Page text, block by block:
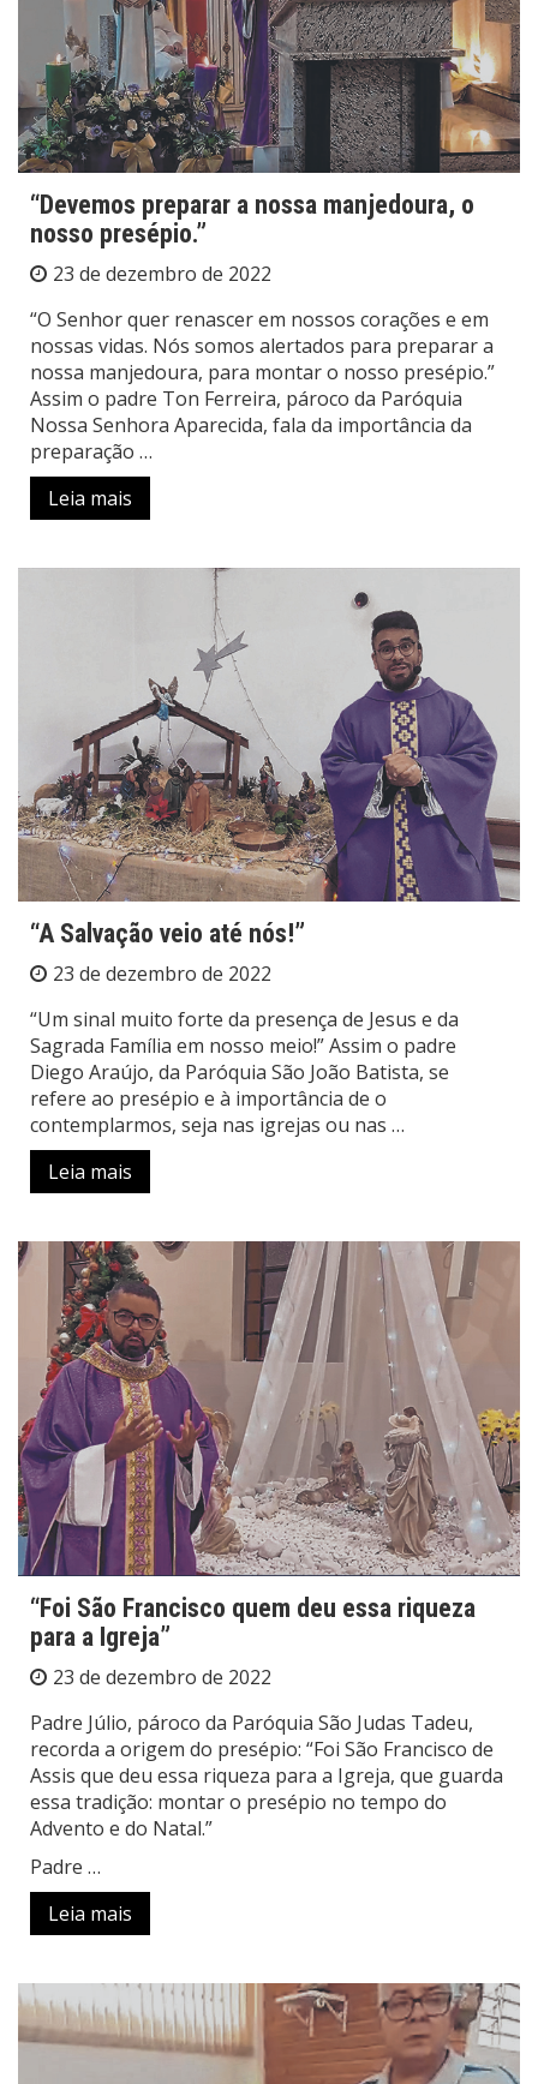
“Devemos preparar a nossa manjedoura, o
nosso presépio.”
23 de dezembro de 2022
“O Senhor quer renascer em nossos corações e em
nossas vidas. Nós somos alertados para preparar a
nossa manjedoura, para montar o nosso presépio.”
Assim o padre Ton Ferreira, pároco da Paróquia
Nossa Senhora Aparecida, fala da importância da
preparação …
Leia mais
“A Salvação veio até nós!”
23 de dezembro de 2022
“Um sinal muito forte da presença de Jesus e da
Sagrada Família em nosso meio!” Assim o padre
Diego Araújo, da Paróquia São João Batista, se
refere ao presépio e à importância de o
contemplarmos, seja nas igrejas ou nas …
Leia mais
“Foi São Francisco quem deu essa riqueza
para a Igreja”
23 de dezembro de 2022
Padre Júlio, pároco da Paróquia São Judas Tadeu,
recorda a origem do presépio: “Foi São Francisco de
Assis que deu essa riqueza para a Igreja, que guarda
essa tradição: montar o presépio no tempo do
Advento e do Natal.”
Padre …
Leia mais